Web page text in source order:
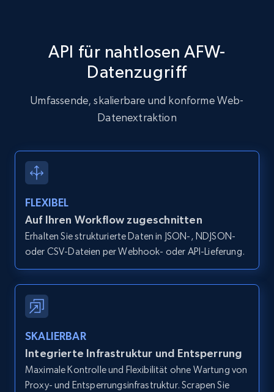
2.1K+ 375+ Gratis testen
Amazon products global dataset - Collect
Title, Seller name, Brand, Description, Initial
price, Currency, Availability, Reviews count, and
more.
2.1K+
Home Depot US
URL, Domain, Country code, Model number,
Sku, Product id, Product name, Manufacturer,
and more.
2.1K+ 352+ Gratis testen
API für nahtlosen AFW-
Datenzugriff
Umfassende, skalierbare und konforme Web-
Datenextraktion
FLEXIBEL
Auf Ihren Workflow zugeschnitten
Erhalten Sie strukturierte Daten in JSON-, NDJSON-
oder CSV-Dateien per Webhook- oder API-Lieferung.
SKALIERBAR
Integrierte Infrastruktur und Entsperrung
Maximale Kontrolle und Flexibilität ohne Wartung von
Proxy- und Entsperrungsinfrastruktur. Scrapen Sie